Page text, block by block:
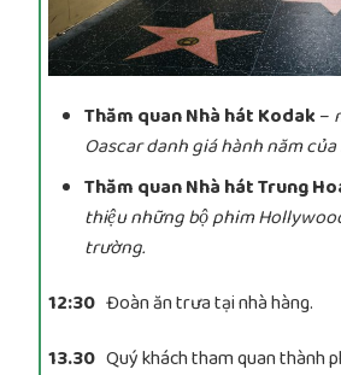
Thăm quan Nhà hát Kodak –
Oascar danh giá hành năm
Thăm quan Nhà hát Trung
thiệu những bộ phim
trường.
12:30 Đoàn ăn trưa tại nhà hàng.
13.30 Quý khách tham quan thành